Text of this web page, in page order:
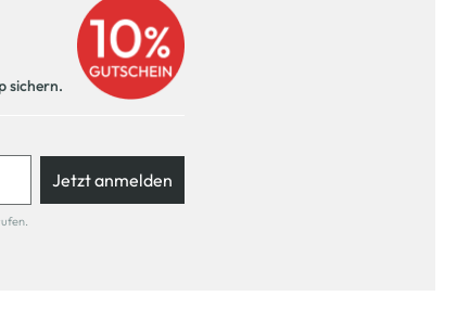
sichern.
Jetzt anmelden